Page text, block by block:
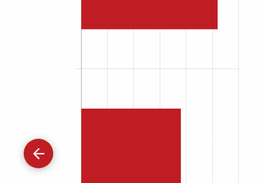
Gå
tilbage